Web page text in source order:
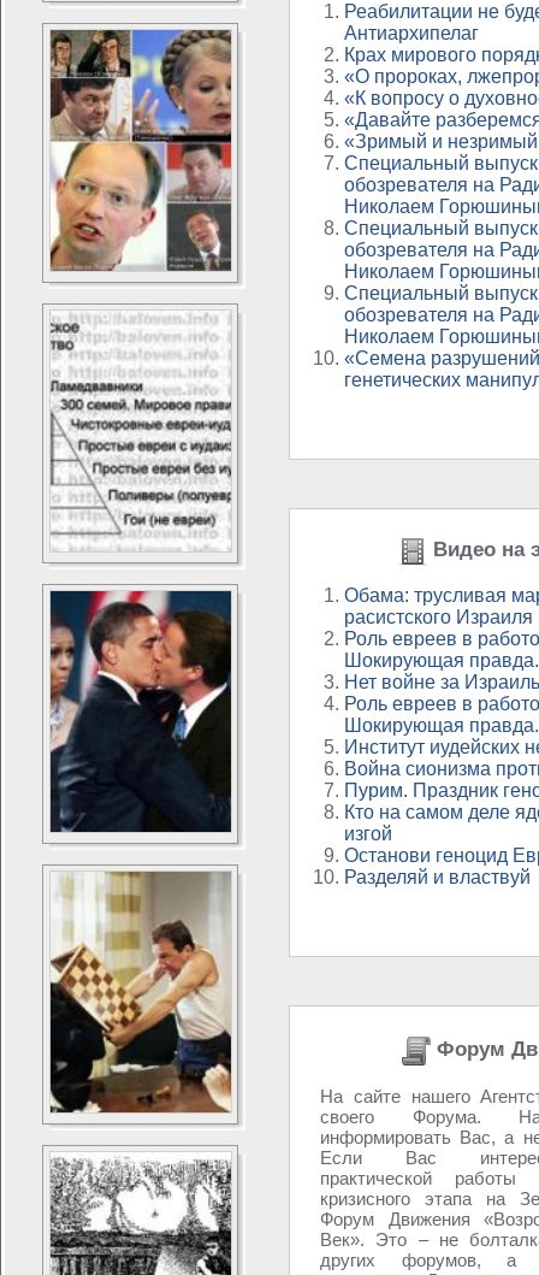
Реабилитации не
Антиархипелаг
Крах мирового
«О пророках,
«К вопросу о
«Давайте
«Зримый и незримый
Специальный выпуск
обозревателя на
Николаем
Специальный выпуск
обозревателя на
Николаем
Специальный выпуск
обозревателя на
Николаем
«Семена
генетических
Видео на
Обама: трусливая
расистского Израиля
Роль евреев в
Шокирующая
Нет войне за
Роль евреев в
Шокирующая
Институт иудейских
Война сионизма
Пурим. Праздник
Кто на самом деле
изгой
Останови геноцид
Разделяй и властвуй
Форум
На сайте нашего
своего Форума.
информировать Вас, а
Если Вас
практической
кризисного этапа на
Форум Движения
Век». Это – не
других форумов, а